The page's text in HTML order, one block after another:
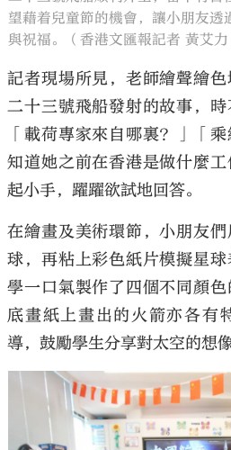
望藉着兒童節的機會，讓小朋友透
與祝福。（香港文匯報記者 黃艾力
記者現場所見，老師繪聲繪
二十三號飛船發射的故事，時
「載荷專家來自哪裏？」「
知道她之前在香港是做什麼
起小手，躍躍欲試地回答。
在繪畫及美術環節，小朋友
球，再粘上彩色紙片模擬星
學一口氣製作了四個不同顏
底畫紙上畫出的火箭亦各有
導，鼓勵學生分享對太空的想像